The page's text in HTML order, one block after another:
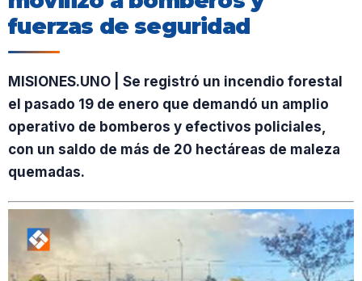
fuerzas de seguridad
MISIONES.UNO | Se registró un incendio forestal
el pasado 19 de enero que demandó un amplio
operativo de bomberos y efectivos policiales,
con un saldo de más de 20 hectáreas de maleza
quemadas.